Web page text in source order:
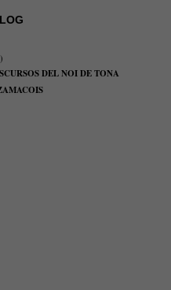
DEL NOI DE TONA